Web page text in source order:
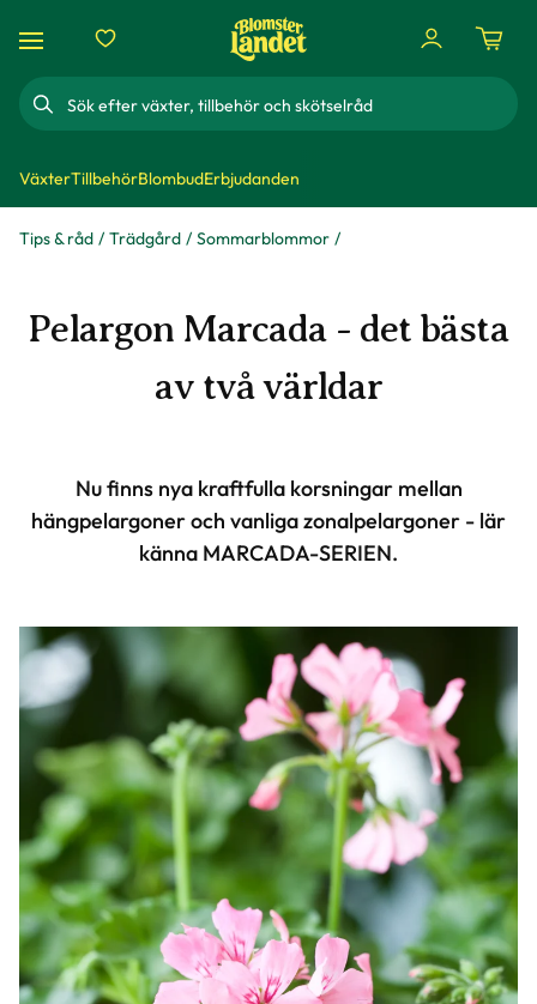
Sök
VäxterTillbehörBlombudErbjudanden
Tips & råd Trädgård Sommarblommor
Pelargon Marcada - det bästa
av två världar
Nu finns nya kraftfulla korsningar mellan
hängpelargoner och vanliga zonalpelargoner - lär
känna MARCADA-SERIEN.